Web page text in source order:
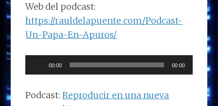
Web del podcast:
https://rauldelapuente.com/Podcast-
Un-Papa-En-Apuros/
Reproductor
de
audio
00:00 00:00
Podcast:Reproducir en una nueva